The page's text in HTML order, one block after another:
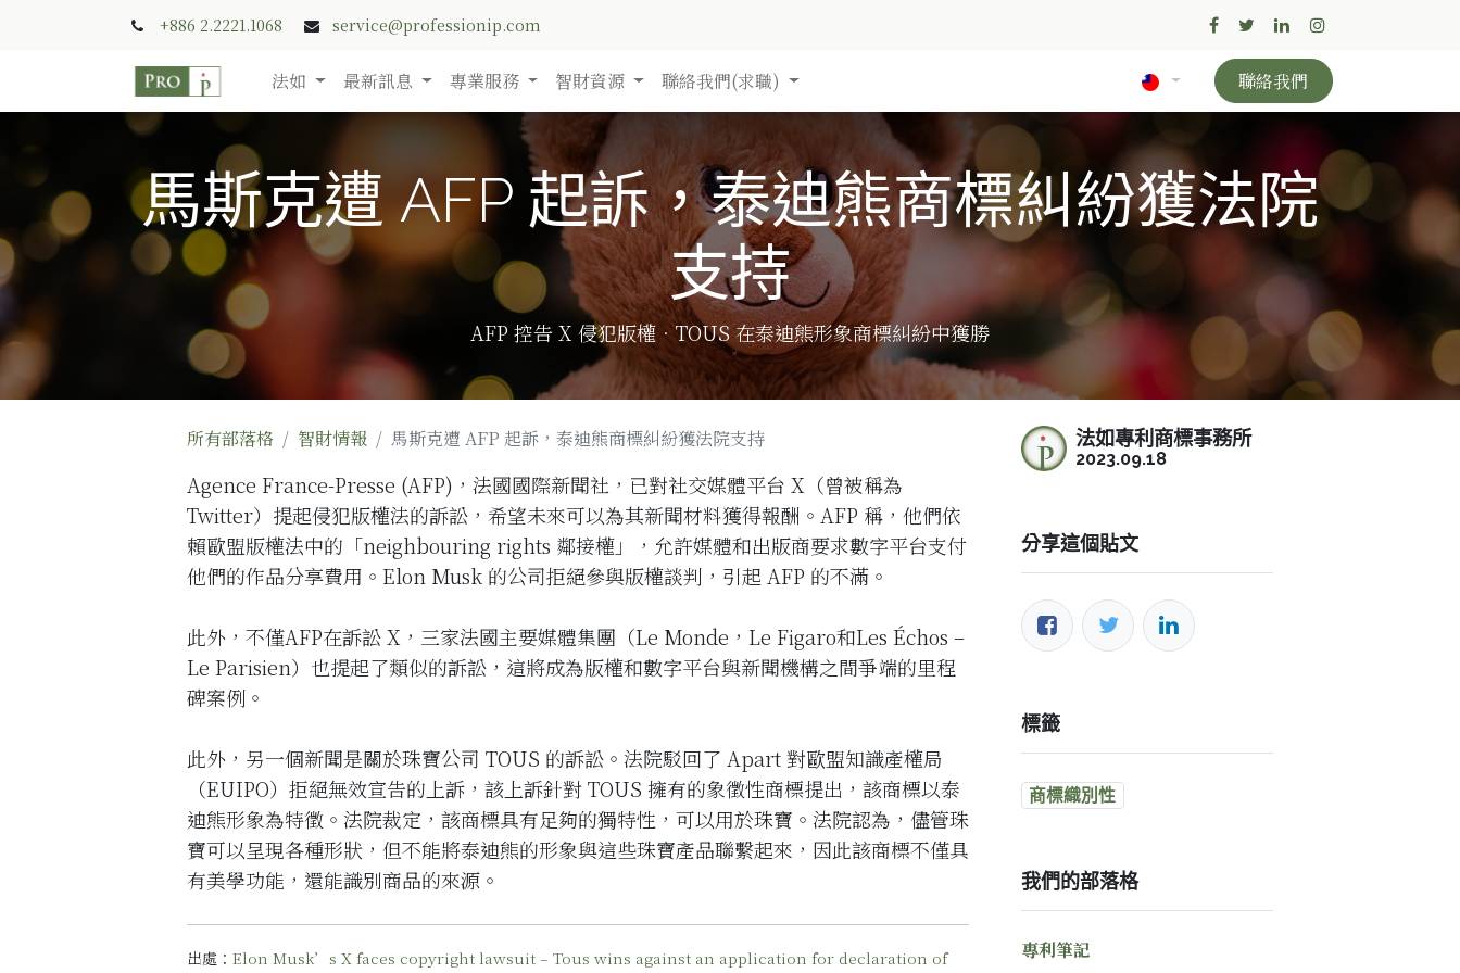
+886 2.2221.1068 service@professionip.com
法如 最新訊息 專業服務 智財資源 聯絡我們(求職) 聯絡我們
馬斯克遭 AFP 起訴，泰迪熊商標糾紛獲法院
支持
AFP 控告 X 侵犯版權．TOUS 在泰迪熊形象商標糾紛中獲勝
所有部落格 智財情報 馬斯克遭 AFP 起訴，泰迪熊商標糾紛獲法院支持
Agence France-Presse (AFP)，法國國際新聞社，已對社交媒體平台 X（曾被稱為
Twitter）提起侵犯版權法的訴訟，希望未來可以為其新聞材料獲得報酬。AFP 稱，他們依
賴歐盟版權法中的「neighbouring rights 鄰接權」，允許媒體和出版商要求數字平台支付
他們的作品分享費用。Elon Musk 的公司拒絕參與版權談判，引起 AFP 的不滿。
此外，不僅AFP在訴訟 X，三家法國主要媒體集團（Le Monde，Le Figaro和Les Échos –
Le Parisien）也提起了類似的訴訟，這將成為版權和數字平台與新聞機構之間爭端的里程
碑案例。
此外，另一個新聞是關於珠寶公司 TOUS 的訴訟。法院駁回了 Apart 對歐盟知識產權局
（EUIPO）拒絕無效宣告的上訴，該上訴針對 TOUS 擁有的象徵性商標提出，該商標以泰
迪熊形象為特徵。法院裁定，該商標具有足夠的獨特性，可以用於珠寶。法院認為，儘管珠
寶可以呈現各種形狀，但不能將泰迪熊的形象與這些珠寶產品聯繫起來，因此該商標不僅具
有美學功能，還能識別商品的來源。
出處： Elon Musk’s X faces copyright lawsuit – Tous wins against an application for declaration of
法如專利商標事務所
2023.09.18
分享這個貼文
標籤
商標織別性
我們的部落格
專利筆記